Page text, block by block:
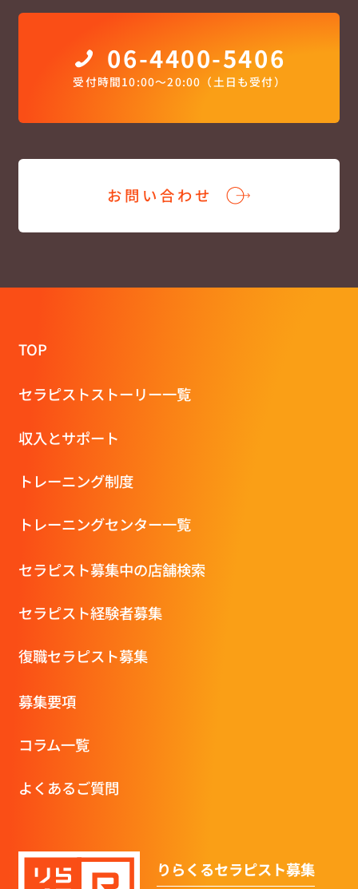
06-4400-5406
受付時間10:00〜20:00（土日も受付）
お問い合わせ
TOP
セラピストストーリー一覧
収⼊とサポート
トレーニング制度
トレーニングセンター一覧
セラピスト募集中の店舗検索
セラピスト経験者募集
復職セラピスト募集
募集要項
コラム一覧
よくあるご質問
りらくるセラピスト募集